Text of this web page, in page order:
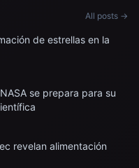
All posts →
de estrellas en la
se prepara para su
revelan alimentación